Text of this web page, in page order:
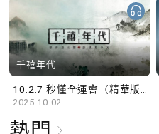
千禧年代
2025-10-02